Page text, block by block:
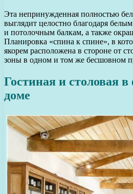
Эта непринужденная полностью
выглядит целостно благодаря
и потолочным балкам, а также
Планировка «спина к спине», в
якорем расположена в стороне от
зоны в одном и том же бесшовном
Гостиная и столовая
доме